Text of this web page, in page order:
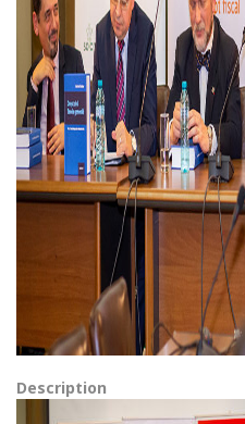
Description